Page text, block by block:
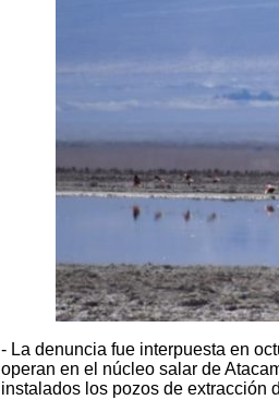
- La denuncia fue interpuesta en
operan en el núcleo salar de
instalados los pozos de extracción